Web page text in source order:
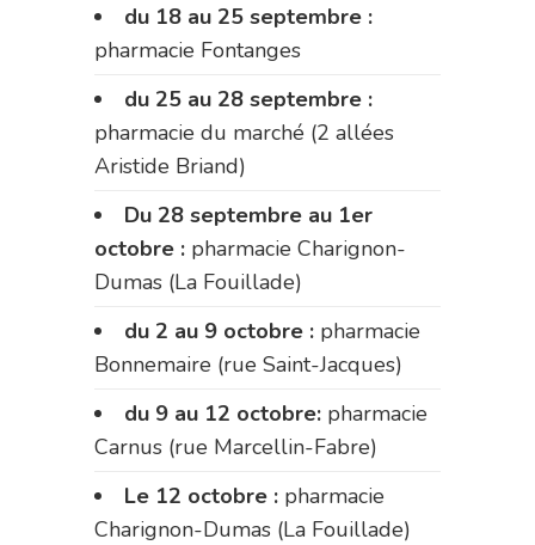
du 18 au 25 septembre :
pharmacie Fontanges
du 25 au 28 septembre :
pharmacie du marché (2 allées
Aristide Briand)
Du 28 septembre au 1er
octobre : pharmacie Charignon-
Dumas (La Fouillade)
du 2 au 9 octobre : pharmacie
Bonnemaire (rue Saint-Jacques)
du 9 au 12 octobre: pharmacie
Carnus (rue Marcellin-Fabre)
Le 12 octobre : pharmacie
Charignon-Dumas (La Fouillade)